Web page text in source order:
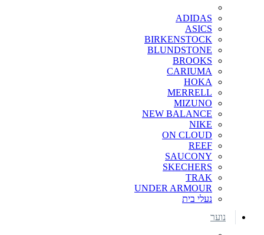
ADIDAS
ASICS
BIRKENSTOCK
BLUNDSTONE
BROOKS
CARIUMA
HOKA
MERRELL
MIZUNO
NEW BALANCE
NIKE
ON CLOUD
REEF
SAUCONY
SKECHERS
TRAK
UNDER ARMOUR
נעלי בית
נוער